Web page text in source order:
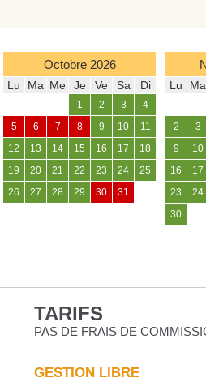
Octobre 2026
Lu Ma Me Je Ve Sa Di
1 2 3 4
5 6 7 8 9 10 11
12 13 14 15 16 17 18
19 20 21 22 23 24 25
26 27 28 29 30 31
Lu Ma
2 3
9 10
16 17
23 24
30
TARIFS
PAS DE FRAIS DE
GESTION LIBRE